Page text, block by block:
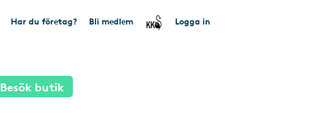
Har du företag? Bli medlem Logga in
Besök butik